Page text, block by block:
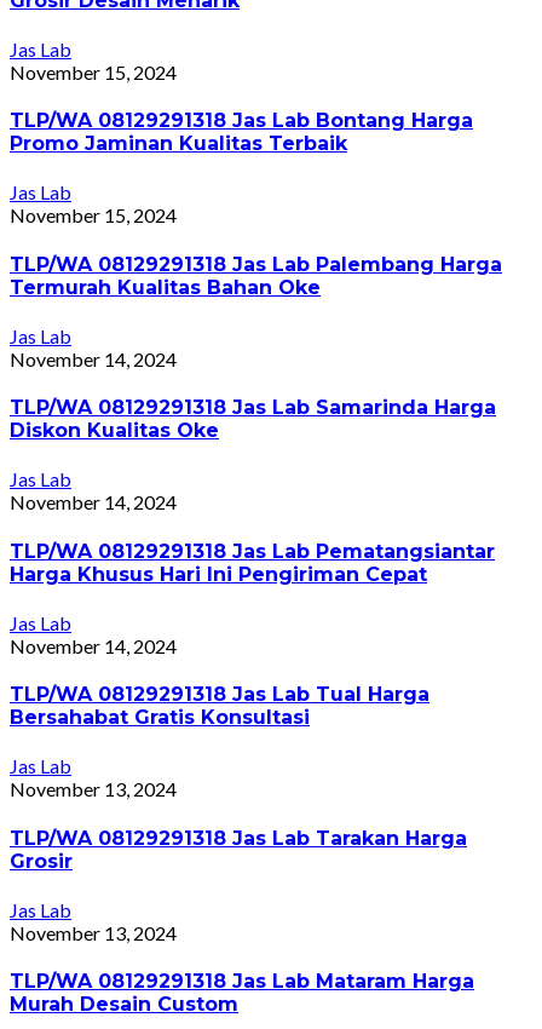
Jas Lab
November 15, 2024
TLP/WA 08129291318 Jas Lab Bontang Harga
Promo Jaminan Kualitas Terbaik
Jas Lab
November 15, 2024
TLP/WA 08129291318 Jas Lab Palembang Harga
Termurah Kualitas Bahan Oke
Jas Lab
November 14, 2024
TLP/WA 08129291318 Jas Lab Samarinda Harga
Diskon Kualitas Oke
Jas Lab
November 14, 2024
TLP/WA 08129291318 Jas Lab Pematangsiantar
Harga Khusus Hari Ini Pengiriman Cepat
Jas Lab
November 14, 2024
TLP/WA 08129291318 Jas Lab Tual Harga
Bersahabat Gratis Konsultasi
Jas Lab
November 13, 2024
TLP/WA 08129291318 Jas Lab Tarakan Harga
Grosir
Jas Lab
November 13, 2024
TLP/WA 08129291318 Jas Lab Mataram Harga
Murah Desain Custom